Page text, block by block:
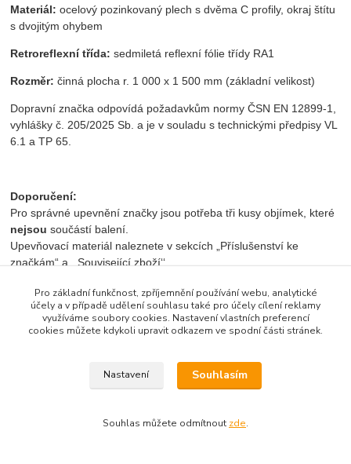
Materiál: ocelový pozinkovaný plech s dvěma C profily, okraj štítu
s dvojitým ohybem
Retroreflexní třída: sedmiletá reflexní fólie třídy RA1
Rozměr: činná plocha r. 1 000 x 1 500 mm (základní velikost)
Dopravní značka odpovídá požadavkům normy ČSN EN 12899-1,
vyhlášky č. 205/2025 Sb. a je v souladu s technickými předpisy VL
6.1 a TP 65.
Doporučení:
Pro správné upevnění značky jsou potřeba tři kusy objímek, které
nejsou součástí balení.
Upevňovací materiál naleznete v sekcích „Příslušenství ke
značkám“ a ,,Související zboží‘‘.
Značku lze poptat v jiných velikostech (napřiklad r. 750 x 750 mm
a r. 750 x 1 000 mm) i v různých reflexních třídách (RA2 a RA3).
Vámi zvolený časový údaj, nápis nebo symbol, prosím,
uveďte do poznámky u objednávky.
Pro základní funkčnost, zpříjemnění používání webu, analytické
účely a v případě udělení souhlasu také pro účely cílení reklamy
využíváme soubory cookies. Nastavení vlastních preferencí
cookies můžete kdykoli upravit odkazem ve spodní části stránek.
Nastavení Souhlasím
Souhlas můžete odmítnout zde.